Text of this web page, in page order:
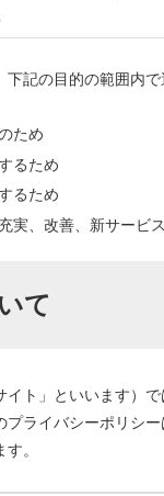
記の目的の範囲内
ため
るため
るため
実、改善、新サービ
て
イト」といいます）
ライバシーポリシ
。